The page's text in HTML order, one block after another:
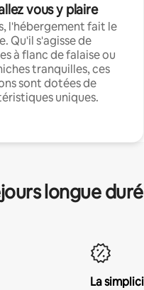
vous y plaire
l'hébergement fait le
Qu'il s'agisse de
à flanc de falaise ou
tranquilles, ces
sont dotées de
uniques.
longue
La